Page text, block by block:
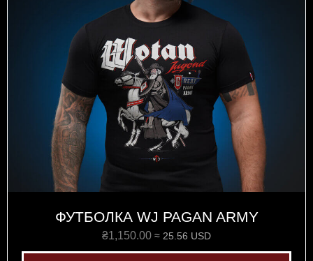
ФУТБОЛКА WJ PAGAN ARMY
₴1,150.00 ≈ 25.56 USD